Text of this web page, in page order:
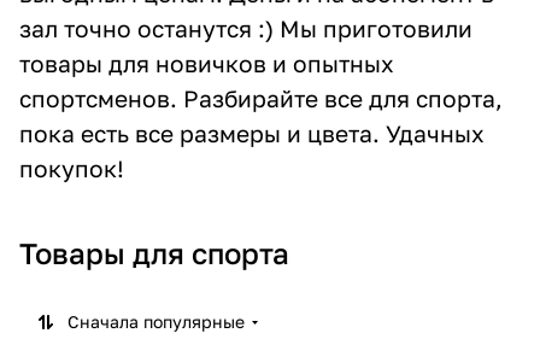
зал точно останутся :) Мы приготовили
товары для новичков и опытных
спортсменов. Разбирайте все для спорта,
пока есть все размеры и цвета. Удачных
покупок!
Товары для спорта
Сначала популярные